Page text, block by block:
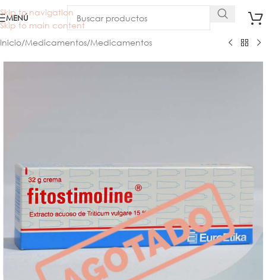
Skip to navigation
Skip to main content
MENÚ
Inicio/Medicamentos/Medicamentos